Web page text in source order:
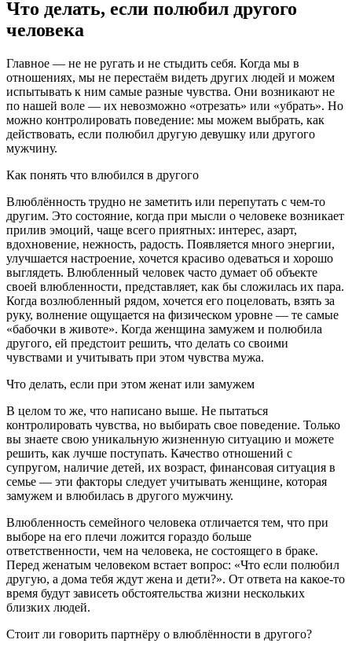
Что делать, если полюбил другого
человека
Главное — не не ругать и не стыдить себя. Когда мы в
отношениях, мы не перестаём видеть других людей и можем
испытывать к ним самые разные чувства. Они возникают не
по нашей воле — их невозможно «отрезать» или «убрать». Но
можно контролировать поведение: мы можем выбрать, как
действовать, если полюбил другую девушку или другого
мужчину.
Как понять что влюбился в другого
Влюблённость трудно не заметить или перепутать с чем-то
другим. Это состояние, когда при мысли о человеке возникает
прилив эмоций, чаще всего приятных: интерес, азарт,
вдохновение, нежность, радость. Появляется много энергии,
улучшается настроение, хочется красиво одеваться и хорошо
выглядеть. Влюбленный человек часто думает об объекте
своей влюбленности, представляет, как бы сложилась их пара.
Когда возлюбленный рядом, хочется его поцеловать, взять за
руку, волнение ощущается на физическом уровне — те самые
«бабочки в животе». Когда женщина замужем и полюбила
другого, ей предстоит решить, что делать со своими
чувствами и учитывать при этом чувства мужа.
Что делать, если при этом женат или замужем
В целом то же, что написано выше. Не пытаться
контролировать чувства, но выбирать свое поведение. Только
вы знаете свою уникальную жизненную ситуацию и можете
решить, как лучше поступать. Качество отношений с
супругом, наличие детей, их возраст, финансовая ситуация в
семье — эти факторы следует учитывать женщине, которая
замужем и влюбилась в другого мужчину.
Влюбленность семейного человека отличается тем, что при
выборе на его плечи ложится гораздо больше
ответственности, чем на человека, не состоящего в браке.
Перед женатым человеком встает вопрос: «Что если полюбил
другую, а дома тебя ждут жена и дети?». От ответа на какое-то
время будут зависеть обстоятельства жизни нескольких
близких людей.
Стоит ли говорить партнёру о влюблённости в другого?